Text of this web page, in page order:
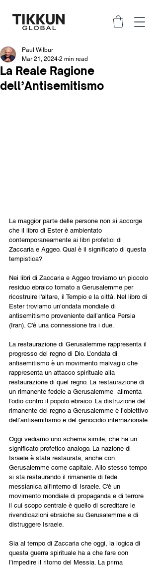
La Reale Ragione
dell’Antisemitismo
Paul Wilbur
Mar 21, 2024 2 min read
La maggior parte delle persone non si accorge
che il libro di Ester è ambientato
contemporaneamente ai libri profetici di
Zaccaria e Aggeo. Qual è il significato di questa
tempistica?
Nei libri di Zaccaria e Aggeo troviamo un piccolo
residuo ebraico tornato a Gerusalemme per
ricostruire l'altare, il Tempio e la città. Nel libro di
Ester troviamo un’ondata mondiale di
antisemitismo proveniente dall’antica Persia
(Iran). C'è una connessione tra i due.
La restaurazione di Gerusalemme rappresenta il
progresso del regno di Dio. L’ondata di
antisemitismo è un movimento malvagio che
rappresenta un attacco spirituale alla
restaurazione di quel regno. La restaurazione di
un rimanente fedele a Gerusalemme  alimenta
l'odio contro il popolo ebraico. La distruzione del
rimanente del regno a Gerusalemme è l’obiettivo
dell’antisemitismo e del genocidio internazionale.
Oggi vediamo uno schema simile, che ha un
significato profetico analogo. La nazione di
Israele è stata restaurata, anche con
Gerusalemme come capitale. Allo stesso tempo
si sta restaurando il rimanente di fede
messianica all'interno di Israele. C'è un
movimento mondiale di propaganda e di terrore
il cui scopo centrale è quello di screditare le
rivendicazioni ebraiche su Gerusalemme e di
distruggere Israele.
Sia al tempo di Zaccaria che oggi, la logica di
questa guerra spirituale ha a che fare con
l’impedire il ritorno del Messia. La prima